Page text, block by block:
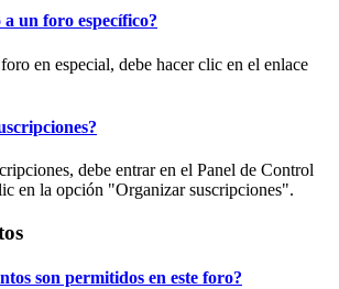
un foro específico?
en especial, debe hacer clic en el enlace
debe entrar en el Panel de Control
en la opción "Organizar suscripciones".
son permitidos en este foro?